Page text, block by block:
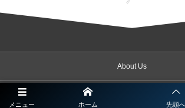
About Us
メニュー ホーム 先頭へ